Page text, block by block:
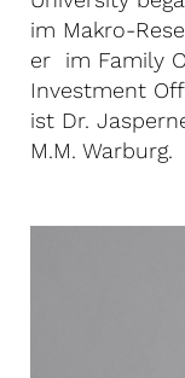
im Makro-
er im Family
Investment
ist Dr.
M.M. Warburg.